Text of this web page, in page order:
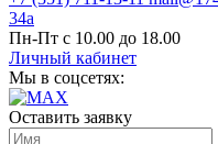
34а
Пн-Пт с 10.00 до 18.00
Личный кабинет
Мы в соцсетях:
Оставить заявку